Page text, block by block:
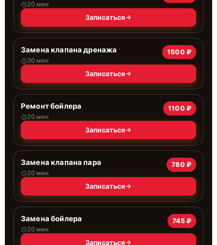
20 мин
Записаться
Замена клапана дренажа
30 мин
1500 ₽
Записаться
Ремонт бойлера
20 мин
1100 ₽
Записаться
Замена клапана пара
20 мин
780 ₽
Записаться
Замена бойлера
20 мин
745 ₽
Записаться